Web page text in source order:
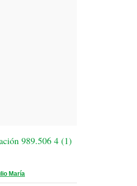
989.506 4 (1)
María